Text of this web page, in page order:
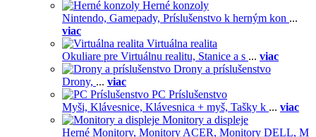
Herné konzoly
Nintendo, Gamepady, Príslušenstvo k herným kon ...
viac
Virtuálna realita
Okuliare pre Virtuálnu realitu, Stanice a s ... viac
Drony a príslušenstvo
Drony, ... viac
PC Príslušenstvo
Myši, Klávesnice, Klávesnica + myš, Tašky k ... viac
Monitory a displeje
Herné Monitory, Monitory ACER, Monitory DELL, M